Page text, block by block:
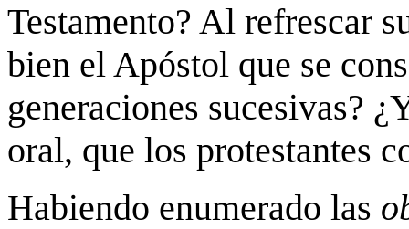
Testamento? Al refrescar
bien el Apóstol que se
generaciones sucesivas?
oral, que los protestantes
Habiendo enumerado las